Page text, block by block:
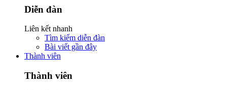
Diễn đàn
Liên kết nhanh
Tìm kiếm diễn đàn
Bài viết gần đây
Thành viên
Thành viên